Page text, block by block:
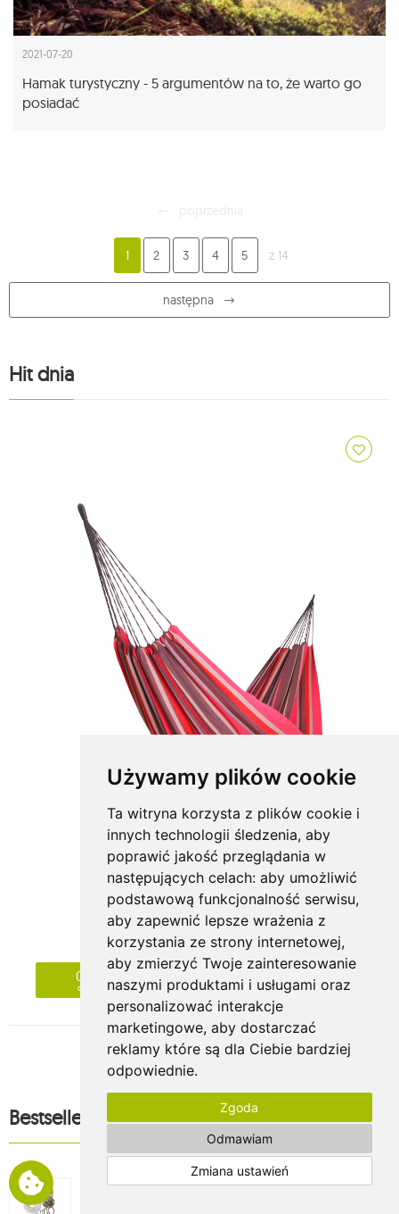
Używamy plików cookie
Ta witryna korzysta z plików cookie i
innych technologii śledzenia, aby
poprawić jakość przeglądania w
następujących celach: aby umożliwić
podstawową funkcjonalność serwisu,
aby zapewnić lepsze wrażenia z
korzystania ze strony internetowej,
aby zmierzyć Twoje zainteresowanie
naszymi produktami i usługami oraz
personalizować interakcje
marketingowe, aby dostarczać
reklamy które są dla Ciebie bardziej
odpowiednie.
Zgoda
Odmawiam
Zmiana ustawień
2021-07-20
Hamak turystyczny - 5 argumentów na to, że warto go
posiadać
1 2 3 4 5 z 14
następna
Hit dnia
HAMAKI
Hamak szeroki, HW
273.12zł
cena regularna: 455.20zł
Najniższa cena z 30 dni przed obniżką:318.64zł
( 11 Opinie )
02
dni
15
godzin
44
minut
25
sekund
Bestsellery
Zestaw montażowy do foteli hamakowych,
koala/fix/ch1